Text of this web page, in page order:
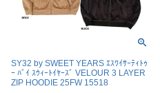
SY32 by SWEET YEARS ｴｽﾜｲｻｰﾃｨﾄｩ
ｰ ﾊﾞｲ ｽｳｨｰﾄｲﾔｰｽﾞ VELOUR 3 LAYER
ZIP HOODIE 25FW 15518